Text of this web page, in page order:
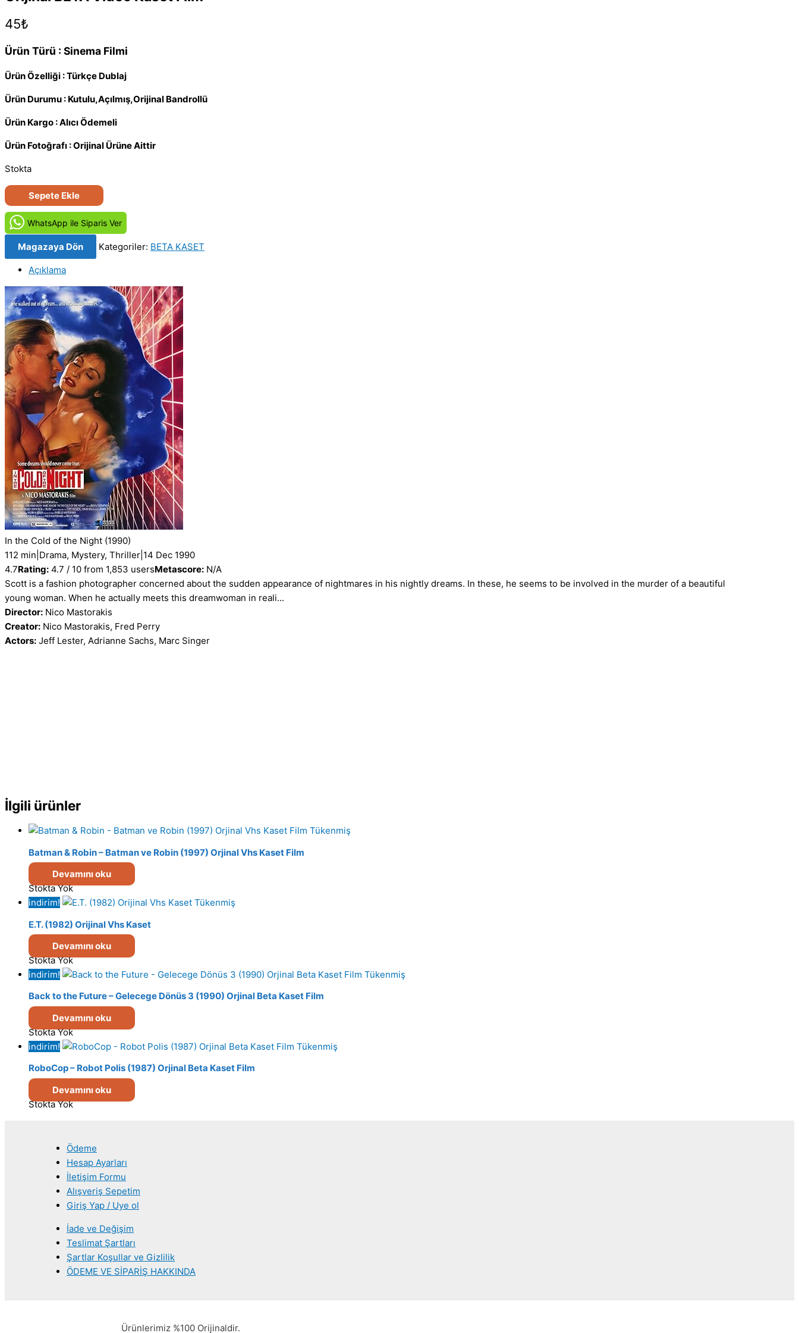
45₺
Ürün Türü : Sinema Filmi
Ürün Özelliği : Türkçe Dublaj
Ürün Durumu : Kutulu,Açılmış,Orijinal Bandrollü
Ürün Kargo : Alıcı Ödemeli
Ürün Fotoğrafı : Orijinal Ürüne Aittir
Stokta
Soğuk
Gece
In
Cold
the
Night
(1990)
Orijinal
BETA
Video
Kaset
Film
adet
Sepete Ekle
WhatsApp ile Siparis Ver
Magazaya Dön Kategoriler: BETA KASET
Açıklama
In the Cold of the Night (1990)
112 min Drama, Mystery, Thriller 14 Dec 1990
4.7Rating: 4.7 / 10 from 1,853 usersMetascore: N/A
Scott is a fashion photographer concerned about the sudden appearance of nightmares in his nightly dreams. In these, he seems to be involved in the murder of a beautiful
young woman. When he actually meets this dreamwoman in reali...
Director: Nico Mastorakis
Creator: Nico Mastorakis, Fred Perry
Actors: Jeff Lester, Adrianne Sachs, Marc Singer
İlgili ürünler
Tükenmiş
Batman & Robin – Batman ve Robin (1997) Orjinal Vhs Kaset Film
Devamını oku
Stokta Yok
indirim!
Tükenmiş
E.T. (1982) Orijinal Vhs Kaset
Devamını oku
Stokta Yok
indirim!
Tükenmiş
Back to the Future – Gelecege Dönüs 3 (1990) Orjinal Beta Kaset Film
Devamını oku
Stokta Yok
indirim!
Tükenmiş
RoboCop – Robot Polis (1987) Orjinal Beta Kaset Film
Devamını oku
Stokta Yok
Ödeme
Hesap Ayarları
İletişim Formu
Alışveriş Sepetim
Giriş Yap / Uye ol
İade ve Değişim
Teslimat Şartları
Şartlar Koşullar ve Gizlilik
ÖDEME VE SİPARİŞ HAKKINDA
Ürünlerimiz %100 Orijinaldir.